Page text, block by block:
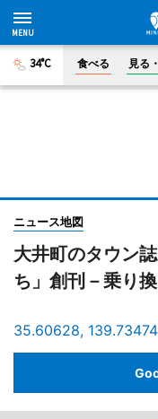
34°C 食べる 見る
ニュース地図
大井町のタウン
ち」創刊－乗り
35.60628, 139.73474